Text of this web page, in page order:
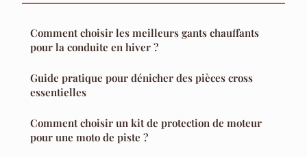
Comment choisir les meilleurs gants chauffants
pour la conduite en hiver ?
Guide pratique pour dénicher des pièces cross
essentielles
Comment choisir un kit de protection de moteur
pour une moto de piste ?